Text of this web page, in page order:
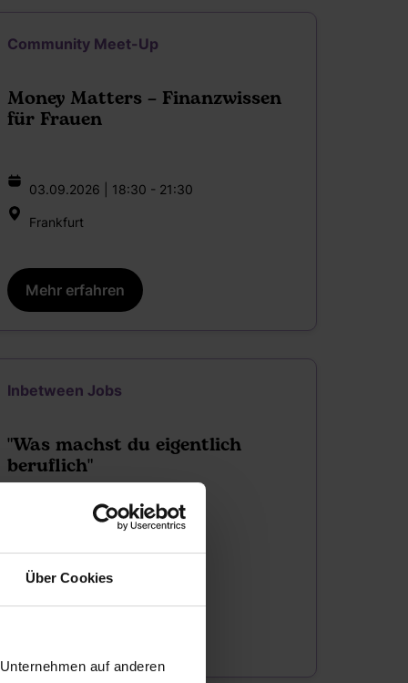
Über Cookies
auf anderen
Community Meet-Up
Money Matters – Finanzwissen
für Frauen
03.09.2026 | 18:30 - 21:30
Frankfurt
Mehr erfahren
Inbetween Jobs
"Was machst du eigentlich
beruflich"
10.09.2026 | 08:30 - 09:30
digital